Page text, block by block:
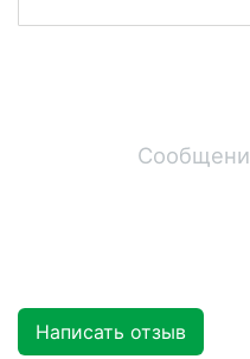
Написать отзыв